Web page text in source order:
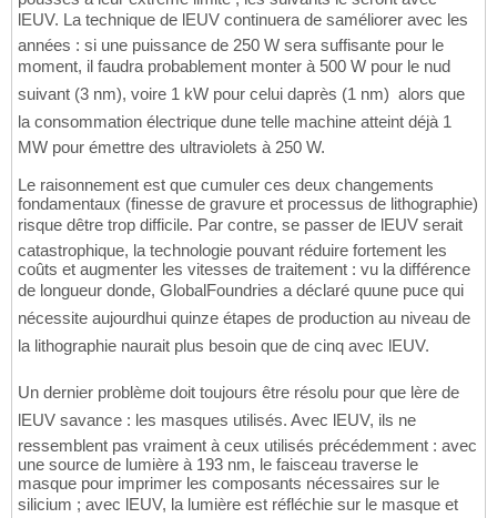
lEUV. La technique de lEUV continuera de saméliorer avec les
années : si une puissance de 250 W sera suffisante pour le
moment, il faudra probablement monter à 500 W pour le nud
suivant (3 nm), voire 1 kW pour celui daprès (1 nm)  alors que
la consommation électrique dune telle machine atteint déjà 1
MW pour émettre des ultraviolets à 250 W.
Le raisonnement est que cumuler ces deux changements
fondamentaux (finesse de gravure et processus de lithographie)
risque dêtre trop difficile. Par contre, se passer de lEUV serait
catastrophique, la technologie pouvant réduire fortement les
coûts et augmenter les vitesses de traitement : vu la différence
de longueur donde, GlobalFoundries a déclaré quune puce qui
nécessite aujourdhui quinze étapes de production au niveau de
la lithographie naurait plus besoin que de cinq avec lEUV.
Un dernier problème doit toujours être résolu pour que lère de
lEUV savance : les masques utilisés. Avec lEUV, ils ne
ressemblent pas vraiment à ceux utilisés précédemment : avec
une source de lumière à 193 nm, le faisceau traverse le
masque pour imprimer les composants nécessaires sur le
silicium ; avec lEUV, la lumière est réfléchie sur le masque et